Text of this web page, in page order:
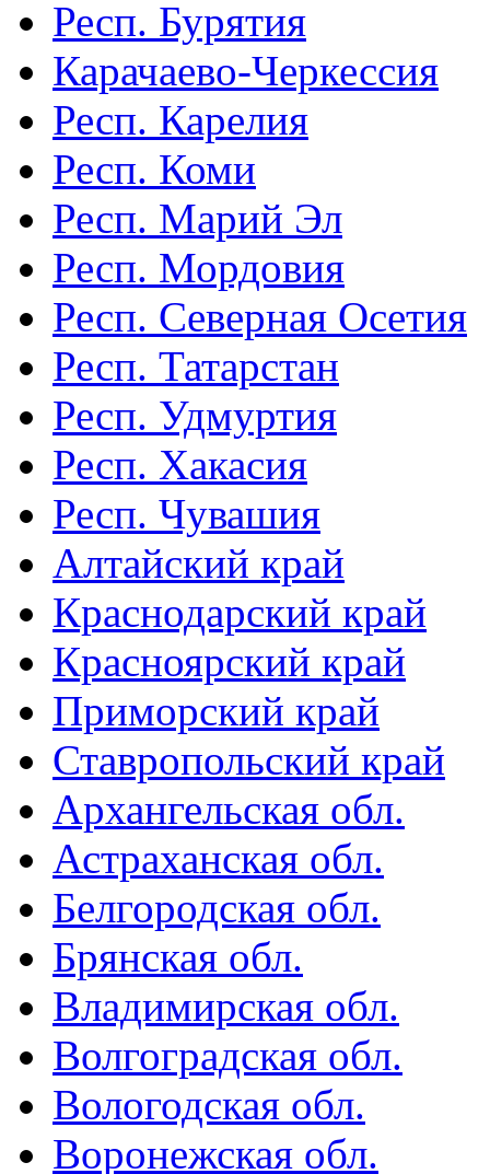
Респ. Бурятия
Карачаево-Черкессия
Респ. Карелия
Респ. Коми
Респ. Марий Эл
Респ. Мордовия
Респ. Северная Осетия
Респ. Татарстан
Респ. Удмуртия
Респ. Хакасия
Респ. Чувашия
Алтайский край
Краснодарский край
Красноярский край
Приморский край
Ставропольский край
Архангельская обл.
Астраханская обл.
Белгородская обл.
Брянская обл.
Владимирская обл.
Волгоградская обл.
Вологодская обл.
Воронежская обл.